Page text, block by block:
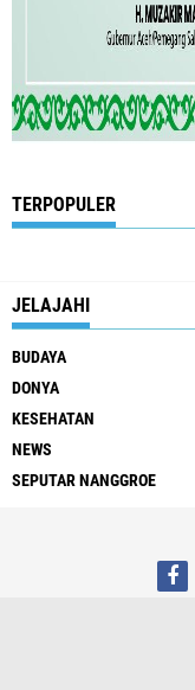
TERPOPULER
JELAJAHI
BUDAYA
DONYA
KESEHATAN
NEWS
SEPUTAR NANGGROE